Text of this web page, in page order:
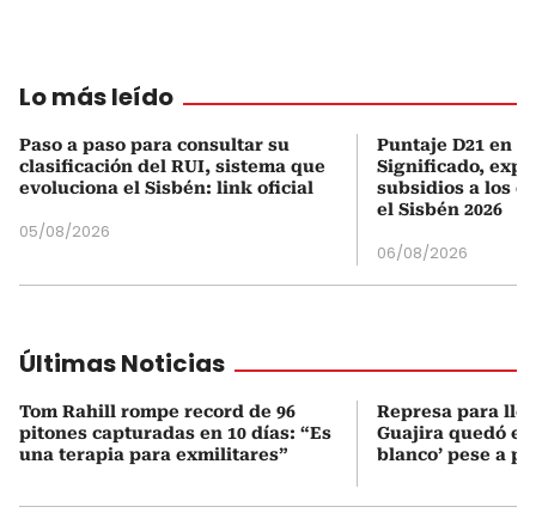
Lo más leído
Paso a paso para consultar su
clasificación del RUI, sistema que
evoluciona el Sisbén: link oficial
05/08/2026
Puntaje D21 en
Significado,
subsidios a los
el Sisbén 2026
06/08/2026
Últimas Noticias
Tom Rahill rompe record de 96
pitones capturadas en 10 días: “Es
una terapia para exmilitares”
Represa para
Guajira quedó en
blanco’ pese a